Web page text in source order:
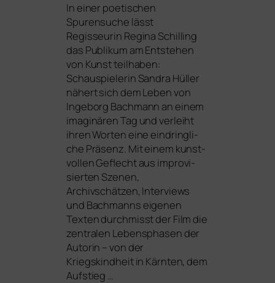
In einer poe­ti­schen
Spurensuche lässt
Regisseurin Regina Schilling
das Publikum am Entstehen
von Kunst teil­ha­ben:
Schauspielerin Sandra Hüller
nähert sich dem Leben von
Ingeborg Bachmann an einem
ima­gi­nä­ren Tag und ver­leiht
ihren Worten eine ein­dring­li­
che Präsenz. Mit einem kunst­
vol­len Geflecht aus impro­vi­
sier­ten Szenen,
Archivschätzen, Interviews
und Bachmanns eige­nen
Texten durch­misst der Film die
zen­tra­len Lebensphasen der
Autorin – von der
Kriegskindheit in Kärnten, dem
Aufstieg …